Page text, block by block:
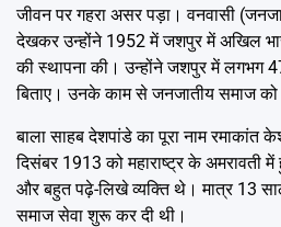
जीवन पर गहरा असर पड़ा। वनवासी
देखकर उन्होंने 1952 में जशपुर में अखिल
की स्थापना की। उन्होंने जशपुर में लगभग
बिताए। उनके काम से जनजातीय समाज
बाला साहब देशपांडे का पूरा नाम
दिसंबर 1913 को महाराष्ट्र के
और बहुत पढ़े-लिखे व्यक्ति थे। मात्र 13
समाज सेवा शुरू कर दी थी।